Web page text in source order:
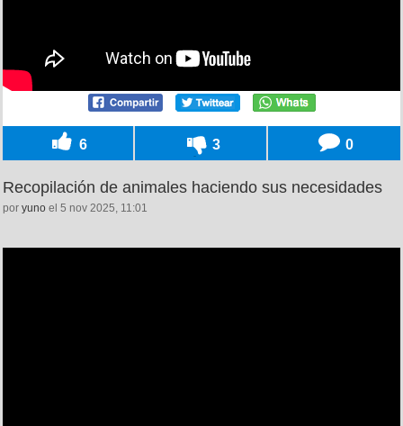
6 3 0
Recopilación de animales haciendo sus necesidades
por yuno el 5 nov 2025, 11:01